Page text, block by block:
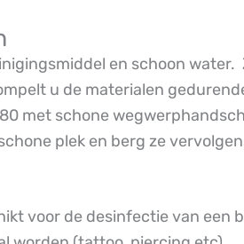
en schoon
u de materialen
met schone
plek en berg ze
voor de desinfectie van